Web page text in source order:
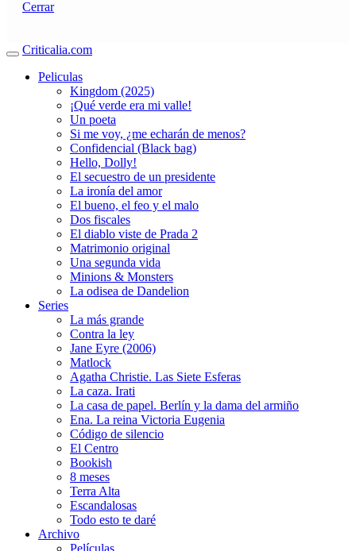
Cerrar
Criticalia.com
Peliculas
Kingdom (2025)
¡Qué verde era mi valle!
Un poeta
Si me voy, ¿me echarán de menos?
Confidencial (Black bag)
Hello, Dolly!
El secuestro de un presidente
La ironía del amor
El bueno, el feo y el malo
Dos fiscales
El diablo viste de Prada 2
Matrimonio original
Una segunda vida
Minions & Monsters
La odisea de Dandelion
Series
La más grande
Contra la ley
Jane Eyre (2006)
Matlock
Agatha Christie. Las Siete Esferas
La caza. Irati
La casa de papel. Berlín y la dama del armiño
Ena. La reina Victoria Eugenia
Código de silencio
El Centro
Bookish
8 meses
Terra Alta
Escandalosas
Todo esto te daré
Archivo